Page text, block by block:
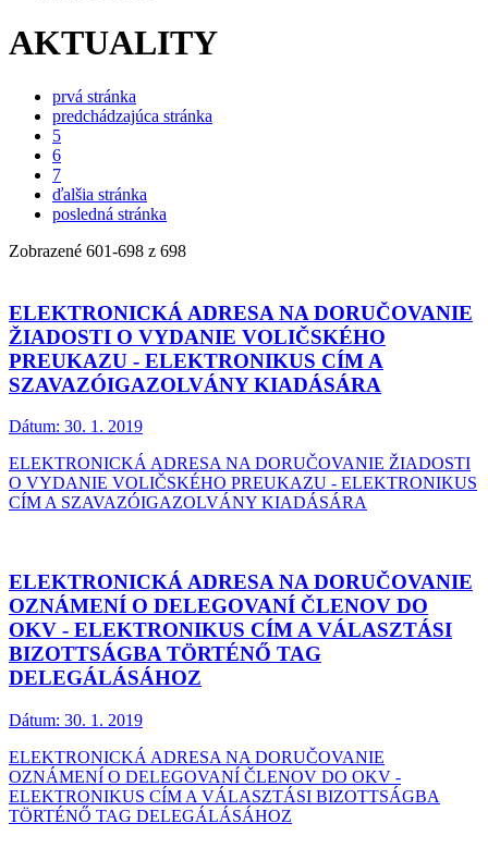
AKTUALITY
prvá stránka
predchádzajúca stránka
5
6
7
ďalšia stránka
posledná stránka
Zobrazené 601-698 z 698
ELEKTRONICKÁ ADRESA NA DORUČOVANIE
ŽIADOSTI O VYDANIE VOLIČSKÉHO
PREUKAZU - ELEKTRONIKUS CÍM A
SZAVAZÓIGAZOLVÁNY KIADÁSÁRA
Dátum: 30. 1. 2019
ELEKTRONICKÁ ADRESA NA DORUČOVANIE ŽIADOSTI
O VYDANIE VOLIČSKÉHO PREUKAZU - ELEKTRONIKUS
CÍM A SZAVAZÓIGAZOLVÁNY KIADÁSÁRA
ELEKTRONICKÁ ADRESA NA DORUČOVANIE
OZNÁMENÍ O DELEGOVANÍ ČLENOV DO
OKV - ELEKTRONIKUS CÍM A VÁLASZTÁSI
BIZOTTSÁGBA TÖRTÉNŐ TAG
DELEGÁLÁSÁHOZ
Dátum: 30. 1. 2019
ELEKTRONICKÁ ADRESA NA DORUČOVANIE
OZNÁMENÍ O DELEGOVANÍ ČLENOV DO OKV -
ELEKTRONIKUS CÍM A VÁLASZTÁSI BIZOTTSÁGBA
TÖRTÉNŐ TAG DELEGÁLÁSÁHOZ